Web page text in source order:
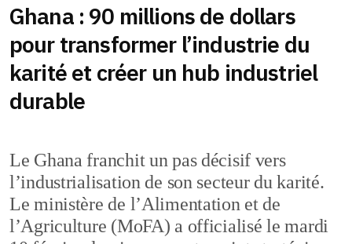
Ghana : 90 millions de dollars
pour transformer l’industrie du
karité et créer un hub industriel
durable
Le Ghana franchit un pas décisif vers
l’industrialisation de son secteur du karité.
Le ministère de l’Alimentation et de
l’Agriculture (MoFA) a officialisé le mardi